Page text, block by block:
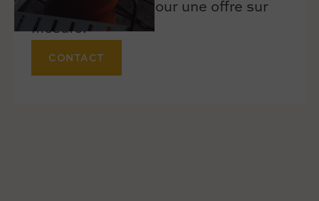
Contactez-nous pour une offre sur
mesure.
CONTACT